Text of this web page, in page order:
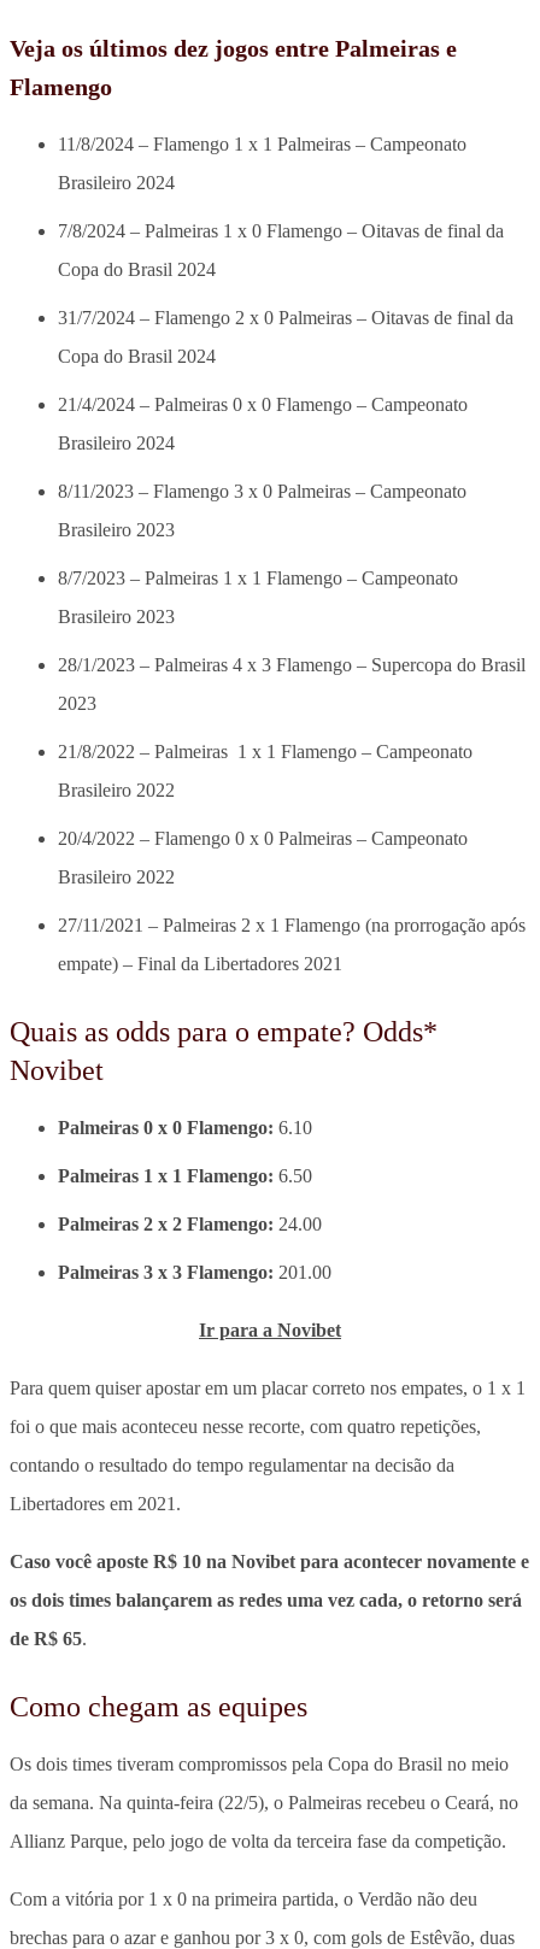
Veja os últimos dez jogos entre Palmeiras e
Flamengo
11/8/2024 – Flamengo 1 x 1 Palmeiras – Campeonato
Brasileiro 2024
7/8/2024 – Palmeiras 1 x 0 Flamengo – Oitavas de final da
Copa do Brasil 2024
31/7/2024 – Flamengo 2 x 0 Palmeiras – Oitavas de final da
Copa do Brasil 2024
21/4/2024 – Palmeiras 0 x 0 Flamengo – Campeonato
Brasileiro 2024
8/11/2023 – Flamengo 3 x 0 Palmeiras – Campeonato
Brasileiro 2023
8/7/2023 – Palmeiras 1 x 1 Flamengo – Campeonato
Brasileiro 2023
28/1/2023 – Palmeiras 4 x 3 Flamengo – Supercopa do Brasil
2023
21/8/2022 – Palmeiras 1 x 1 Flamengo – Campeonato
Brasileiro 2022
20/4/2022 – Flamengo 0 x 0 Palmeiras – Campeonato
Brasileiro 2022
27/11/2021 – Palmeiras 2 x 1 Flamengo (na prorrogação após
empate) – Final da Libertadores 2021
Quais as odds para o empate? Odds*
Novibet
Palmeiras 0 x 0 Flamengo: 6.10
Palmeiras 1 x 1 Flamengo: 6.50
Palmeiras 2 x 2 Flamengo: 24.00
Palmeiras 3 x 3 Flamengo: 201.00
Ir para a Novibet
Para quem quiser apostar em um placar correto nos empates, o 1 x 1
foi o que mais aconteceu nesse recorte, com quatro repetições,
contando o resultado do tempo regulamentar na decisão da
Libertadores em 2021.
Caso você aposte R$ 10 na Novibet para acontecer novamente e
os dois times balançarem as redes uma vez cada, o retorno será
de R$ 65.
Como chegam as equipes
Os dois times tiveram compromissos pela Copa do Brasil no meio
da semana. Na quinta-feira (22/5), o Palmeiras recebeu o Ceará, no
Allianz Parque, pelo jogo de volta da terceira fase da competição.
Com a vitória por 1 x 0 na primeira partida, o Verdão não deu
brechas para o azar e ganhou por 3 x 0, com gols de Estêvão, duas